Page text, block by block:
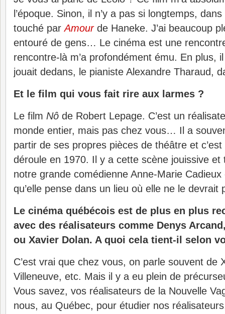
l’époque. Sinon, il n’y a pas si longtemps,
touché parAmourde Haneke. J’ai beaucoup
entouré de gens… Le cinéma est une
rencontre-là m’a profondément ému. En plus,
jouait dedans, le pianiste Alexandre Tharaud,
Et le film qui vous fait rire aux larmes ?
Le film Nô de Robert Lepage. C’est un
monde entier, mais pas chez vous… Il a
partir de ses propres pièces de théâtre et
déroule en 1970. Il y a cette scène jouissive
notre grande comédienne Anne-Marie
qu’elle pense dans un lieu où elle ne le devrait
Le cinéma québécois est de plus en plus
avec des réalisateurs comme Denys
ou Xavier Dolan. A quoi cela tient-il selon
C’est vrai que chez vous, on parle souvent de
Villeneuve, etc. Mais il y a eu plein de
Vous savez, vos réalisateurs de la Nouvelle
nous, au Québec, pour étudier nos